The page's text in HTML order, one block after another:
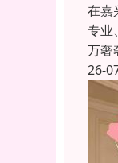
在嘉
专业
万奢
26-